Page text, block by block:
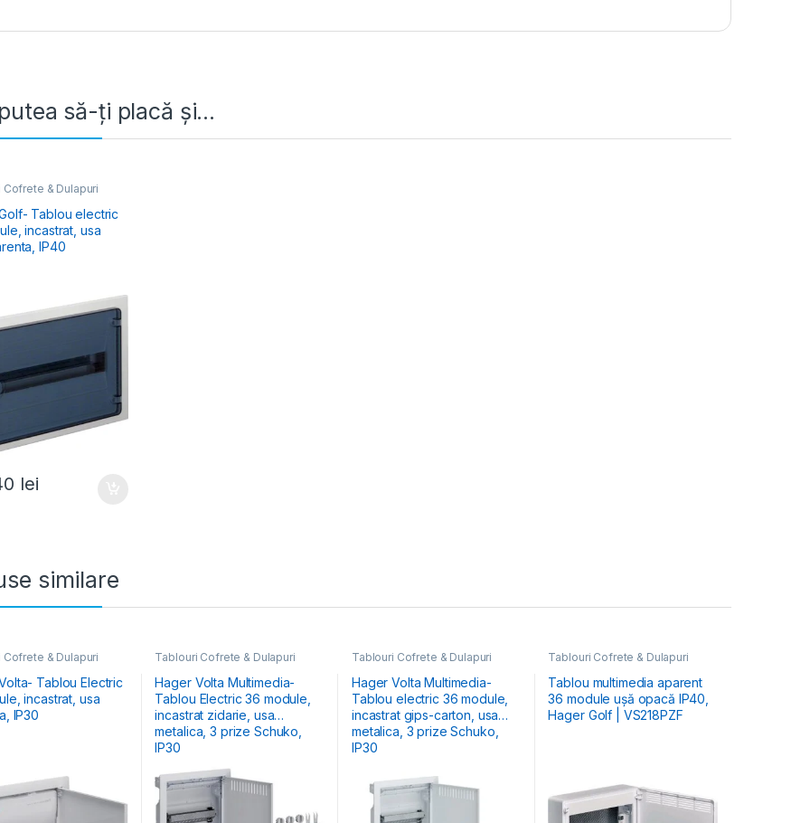
să-ți placă și…
Cofrete & Dulapuri
Tablouri Electrice
Încastrate
Tablou electric
incastrat, usa
IP40
lei
similare
Cofrete & Dulapuri
Tablouri Electrice
Încastrate
Tablou Electric
incastrat, usa
IP30
Tablouri Cofrete & Dulapuri
Tablouri Electrice
Hibrid & Multimedia
Hager Volta Multimedia-
Tablou Electric 36 module,
incastrat zidarie, usa
metalica, 3 prize Schuko,
IP30
Tablouri Cofrete & Dulapuri
Tablouri Electrice
Hibrid & Multimedia
Hager Volta Multimedia-
Tablou electric 36 module,
incastrat gips-carton, usa
metalica, 3 prize Schuko,
IP30
Tablouri Cofrete & Dulapuri
Tablouri Electrice
Hibrid & Multimedia
Tablou multimedia aparent
36 module ușă opacă IP40,
Hager Golf | VS218PZF